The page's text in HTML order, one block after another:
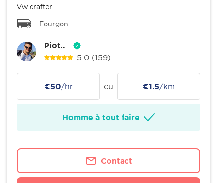
Vw crafter
Fourgon
Piot..
5.0 (159)
€50/hr ou €1.5/km
Homme à tout faire
Contact